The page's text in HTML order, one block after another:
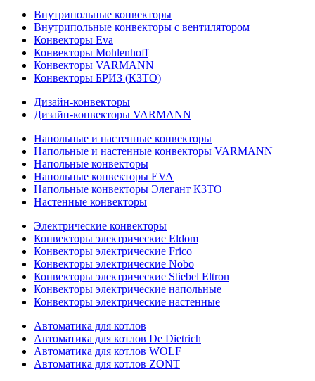
Внутрипольные конвекторы
Внутрипольные конвекторы с вентилятором
Конвекторы Eva
Конвекторы Mohlenhoff
Конвекторы VARMANN
Конвекторы БРИЗ (КЗТО)
Дизайн-конвекторы
Дизайн-конвекторы VARMANN
Напольные и настенные конвекторы
Напольные и настенные конвекторы VARMANN
Напольные конвекторы
Напольные конвекторы EVA
Напольные конвекторы Элегант КЗТО
Настенные конвекторы
Электрические конвекторы
Конвекторы электрические Eldom
Конвекторы электрические Frico
Конвекторы электрические Nobo
Конвекторы электрические Stiebel Eltron
Конвекторы электрические напольные
Конвекторы электрические настенные
Автоматика для котлов
Автоматика для котлов De Dietrich
Автоматика для котлов WOLF
Автоматика для котлов ZONT